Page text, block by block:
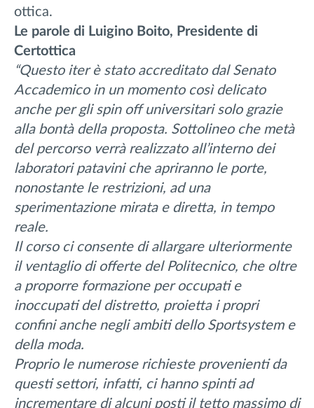
ottica.
Le parole di Luigino Boito, Presidente di
Certottica
“Questo iter è stato accreditato dal Senato
Accademico in un momento così delicato
anche per gli spin off universitari solo grazie
alla bontà della proposta. Sottolineo che metà
del percorso verrà realizzato all’interno dei
laboratori patavini che apriranno le porte,
nonostante le restrizioni, ad una
sperimentazione mirata e diretta, in tempo
reale.
Il corso ci consente di allargare ulteriormente
il ventaglio di offerte del Politecnico, che oltre
a proporre formazione per occupati e
inoccupati del distretto, proietta i propri
confini anche negli ambiti dello Sportsystem e
della moda.
Proprio le numerose richieste provenienti da
questi settori, infatti, ci hanno spinti ad
incrementare di alcuni posti il tetto massimo di